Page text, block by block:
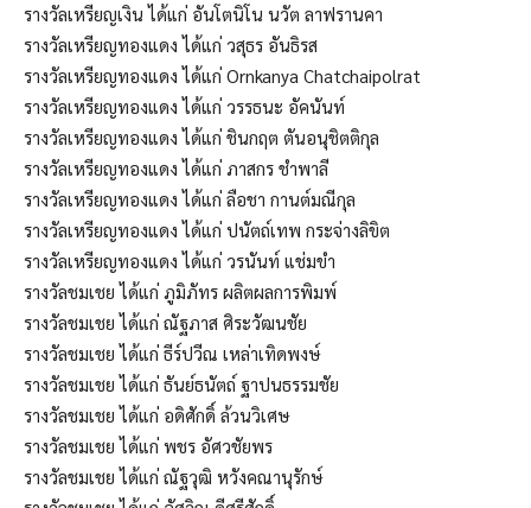
รางวัลเหรียญเงิน ได้แก่ อันโตนิโน นวัต ลาฟรานคา
รางวัลเหรียญทองแดง ได้แก่ วสุธร อันธิรส
รางวัลเหรียญทองแดง ได้แก่ Ornkanya Chatchaipolrat
รางวัลเหรียญทองแดง ได้แก่ วรรธนะ อัคนันท์
รางวัลเหรียญทองแดง ได้แก่ ชินกฤต ตันอนุชิตติกุล
รางวัลเหรียญทองแดง ได้แก่ ภาสกร ชำพาลี
รางวัลเหรียญทองแดง ได้แก่ ลือชา กานต์มณีกุล
รางวัลเหรียญทองแดง ได้แก่ ปนัตถ์เทพ กระจ่างลิขิต
รางวัลเหรียญทองแดง ได้แก่ วรนันท์ แช่มขำ
รางวัลชมเชย ได้แก่ ภูมิภัทร ผลิตผลการพิมพ์
รางวัลชมเชย ได้แก่ ณัฐภาส ศิระวัฒนชัย
รางวัลชมเชย ได้แก่ ธีร์ปวีณ เหล่าเทิดพงษ์
รางวัลชมเชย ได้แก่ ธันย์ธนัตถ์ ฐาปนธรรมชัย
รางวัลชมเชย ได้แก่ อดิศักดิ์ ล้วนวิเศษ
รางวัลชมเชย ได้แก่ พชร อัศวชัยพร
รางวัลชมเชย ได้แก่ ณัฐวุฒิ หวังคณานุรักษ์